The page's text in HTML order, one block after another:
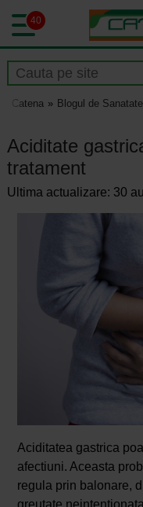
40
Catena Blogul de
Aciditate
tratament
Ultima actualizare: 30
Aciditatea gastrica
afectiuni. Aceasta
regula prin balonare,